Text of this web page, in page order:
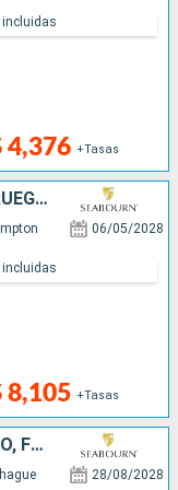
4,376 +Tasas
SUECIA, BÉLGICA, DINAMARCA, NORUEGA, ALEMANIA, FRANCIA, REINO UNIDO
06/05/2028
8,105 +Tasas
DINAMARCA, NORUEGA, REINO UNIDO, FÉROES (ISLAS), ISLANDIA
28/08/2028